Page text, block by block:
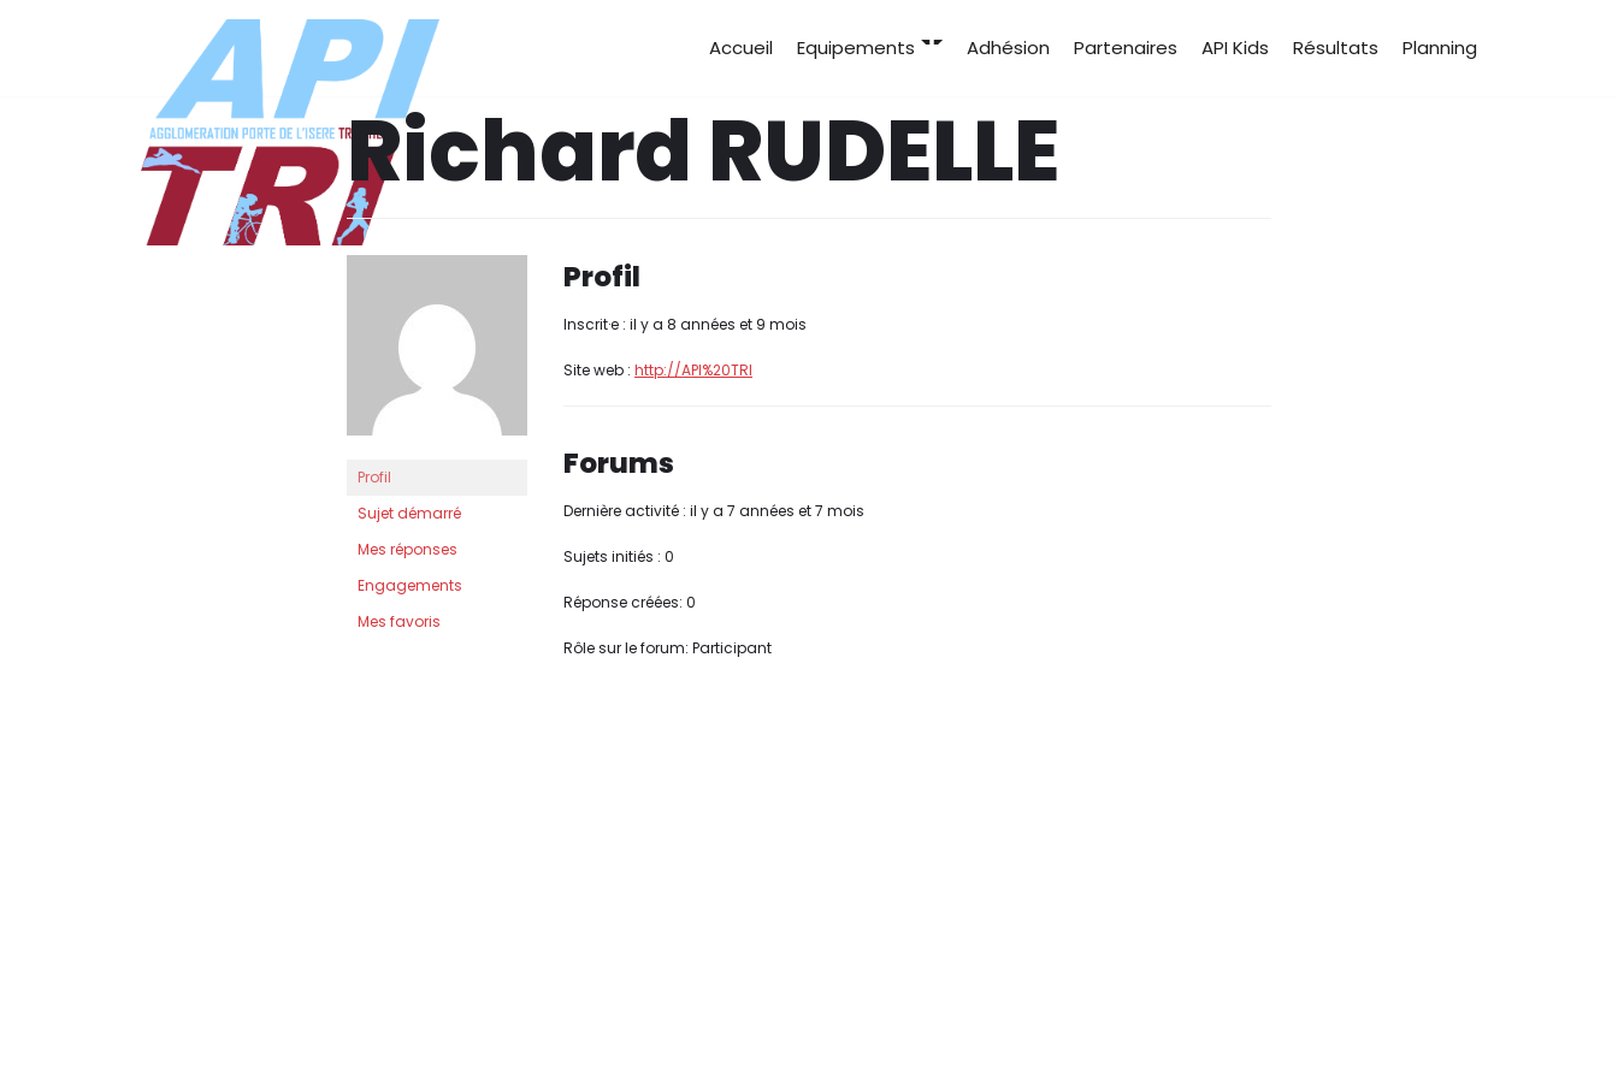
Accueil Equipements Adhésion Partenaires API Kids Résultats Planning
Richard RUDELLE
Profil
Sujet démarré
Mes réponses
Engagements
Mes favoris
Profil
Inscrit·e : il y a 8 années et 9 mois
Site web : http://API%20TRI
Forums
Dernière activité : il y a 7 années et 7 mois
Sujets initiés : 0
Réponse créées: 0
Rôle sur le forum: Participant